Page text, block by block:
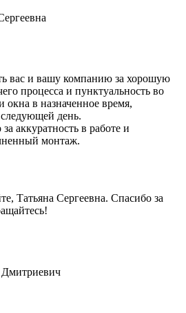
вас и вашу компанию за хорошую
процесса и пунктуальность во
окна в назначенное время,
день.
аккуратность в работе и
монтаж.
Татьяна Сергеевна. Спасибо за